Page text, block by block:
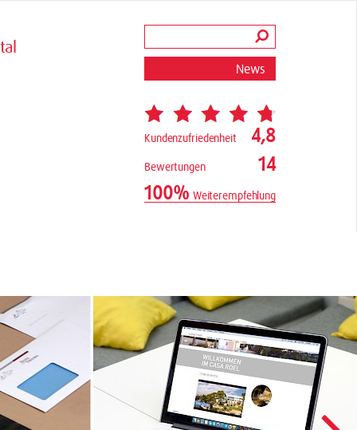
News
Kundenzufriedenheit 4,8
Bewertungen
14
100% Weiterempfehlung